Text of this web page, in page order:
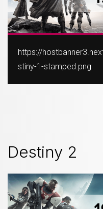
https://
stiny-1-stamped.png
Destiny 2